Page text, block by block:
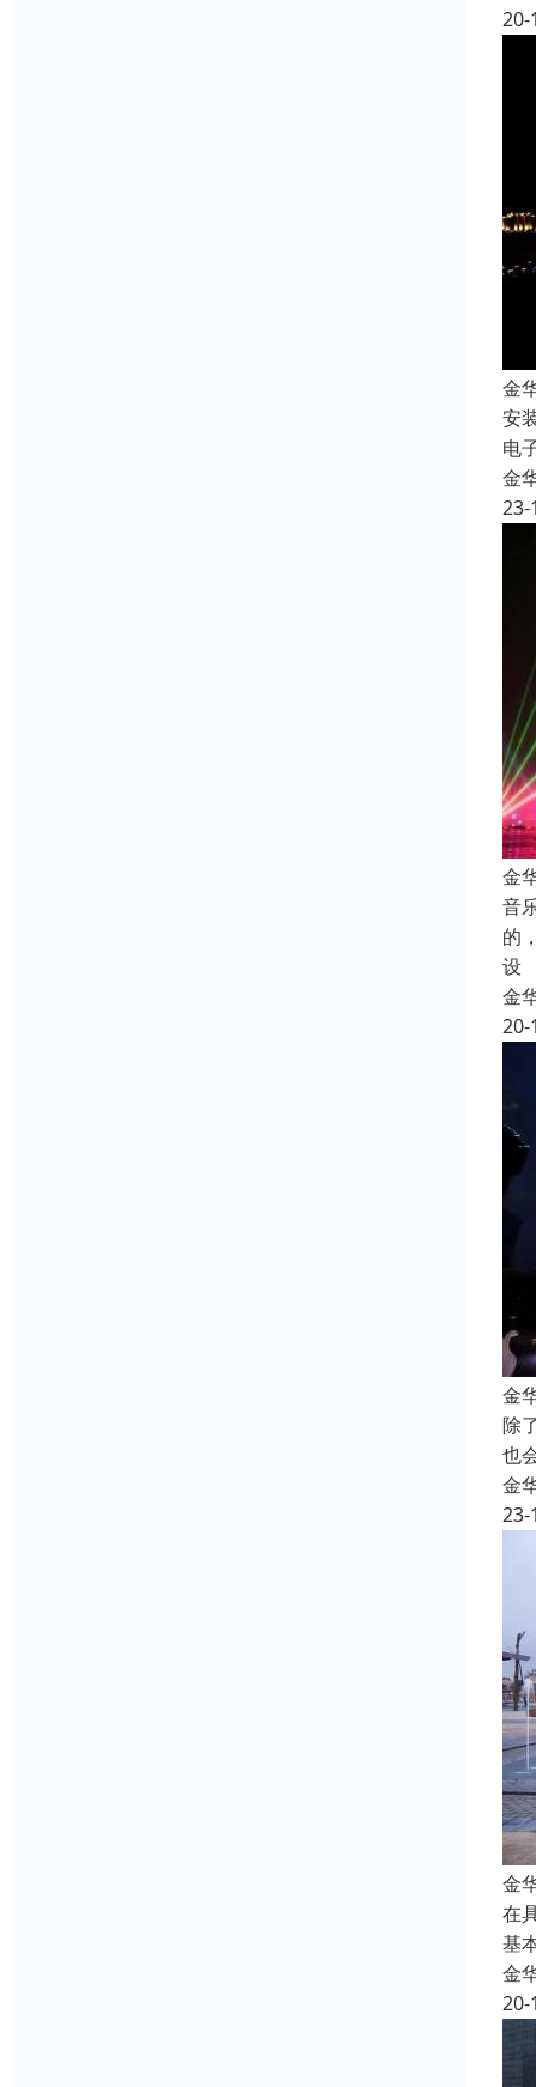
20-
金
安
电
金
23-
金
音
的
设
金
20-
金
除
也
金
23-
金
在
基
金
20-